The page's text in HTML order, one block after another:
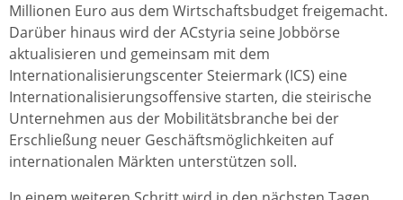
Millionen Euro aus dem Wirtschaftsbudget freigemacht.
Darüber hinaus wird der ACstyria seine Jobbörse
aktualisieren und gemeinsam mit dem
Internationalisierungscenter Steiermark (ICS) eine
Internationalisierungsoffensive starten, die steirische
Unternehmen aus der Mobilitätsbranche bei der
Erschließung neuer Geschäftsmöglichkeiten auf
internationalen Märkten unterstützen soll.